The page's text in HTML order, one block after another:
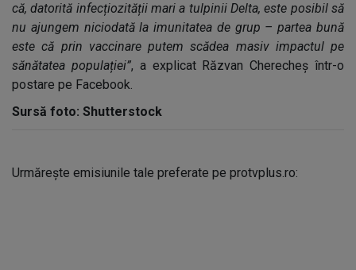
că, datorită infecțiozității mari a tulpinii Delta, este posibil să
nu ajungem niciodată la imunitatea de grup – partea bună
este că prin vaccinare putem scădea masiv impactul pe
sănătatea populației”, a explicat Răzvan Cherecheș într-o
postare pe Facebook.
Sursă foto: Shutterstock
Urmărește emisiunile tale preferate pe protvplus.ro: